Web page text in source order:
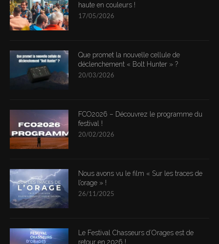
haute en couleurs !
17/05/2026
Que promet la nouvelle cellule de
déclenchement « Bolt Hunter » ?
20/03/2026
FCO2026 – Découvrez le programme du
festival !
20/02/2026
Nous avons vu le film « Sur les traces de
l’orage » !
26/11/2025
Le Festival Chasseurs d’Orages est de
retour en 2026 !